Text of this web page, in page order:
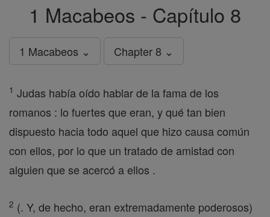
1 Macabeos - Capítulo 8
1 Macabeos ⌄ Chapter 8 ⌄
1 Judas había oído hablar de la fama de los
romanos : lo fuertes que eran, y qué tan bien
dispuesto hacia todo aquel que hizo causa común
con ellos, por lo que un tratado de amistad con
alguien que se acercó a ellos .
2 (. Y, de hecho, eran extremadamente poderosos)